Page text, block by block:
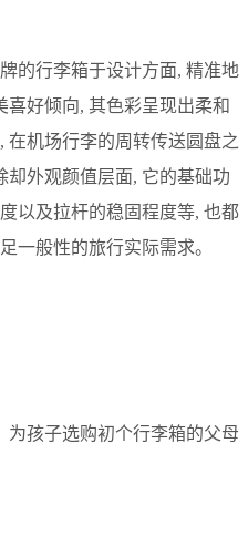
的行李箱于设计方面, 精准地
好倾向, 其色彩呈现出柔和
在机场行李的周转传送圆盘之
却外观颜值层面, 它的基础功
以及拉杆的稳固程度等, 也都
一般性的旅行实际需求。
为孩子选购初个行李箱的父母